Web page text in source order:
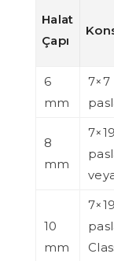
Halat
Çapı
6
mm
7×7
8
mm
7×19
10
mm
7×19